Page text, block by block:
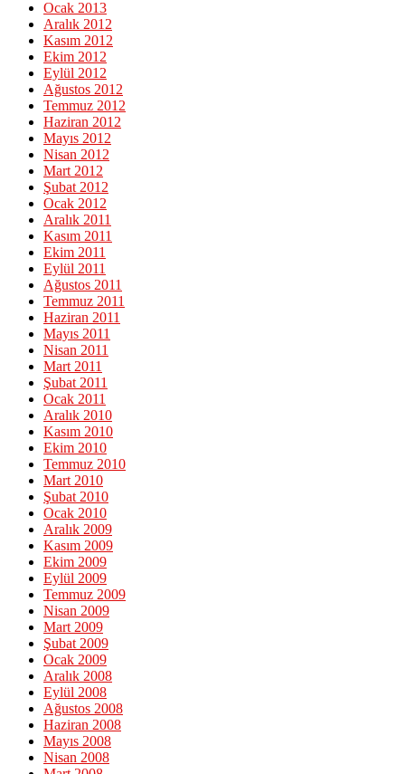
Ocak 2013
Aralık 2012
Kasım 2012
Ekim 2012
Eylül 2012
Ağustos 2012
Temmuz 2012
Haziran 2012
Mayıs 2012
Nisan 2012
Mart 2012
Şubat 2012
Ocak 2012
Aralık 2011
Kasım 2011
Ekim 2011
Eylül 2011
Ağustos 2011
Temmuz 2011
Haziran 2011
Mayıs 2011
Nisan 2011
Mart 2011
Şubat 2011
Ocak 2011
Aralık 2010
Kasım 2010
Ekim 2010
Temmuz 2010
Mart 2010
Şubat 2010
Ocak 2010
Aralık 2009
Kasım 2009
Ekim 2009
Eylül 2009
Temmuz 2009
Nisan 2009
Mart 2009
Şubat 2009
Ocak 2009
Aralık 2008
Eylül 2008
Ağustos 2008
Haziran 2008
Mayıs 2008
Nisan 2008